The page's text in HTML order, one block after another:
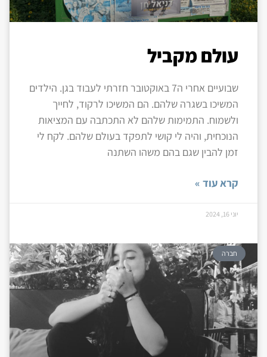
עולם מקביל
שבועיים אחרי ה7 באוקטובר חזרתי לעבוד בגן. הילדים
המשיכו בשגרה שלהם. הם המשיכו לרקוד, לחייך
ולשמוח. התמימות שלהם לא התכתבה עם המציאות
הנוכחית, והיה לי קושי לתפקד בעולם שלהם. לקח לי
זמן להבין שגם בהם משהו השתנה
קרא עוד »
יוני 16, 2024
חברה